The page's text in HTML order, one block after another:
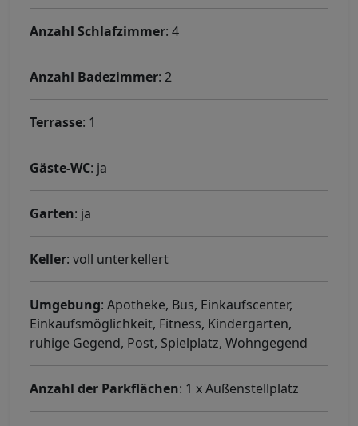
Anzahl Schlafzimmer: 4
Anzahl Badezimmer: 2
Terrasse: 1
Gäste-WC: ja
Garten: ja
Keller: voll unterkellert
Umgebung: Apotheke, Bus, Einkaufscenter,
Einkaufsmöglichkeit, Fitness, Kindergarten,
ruhige Gegend, Post, Spielplatz, Wohngegend
Anzahl der Parkflächen: 1 x Außenstellplatz